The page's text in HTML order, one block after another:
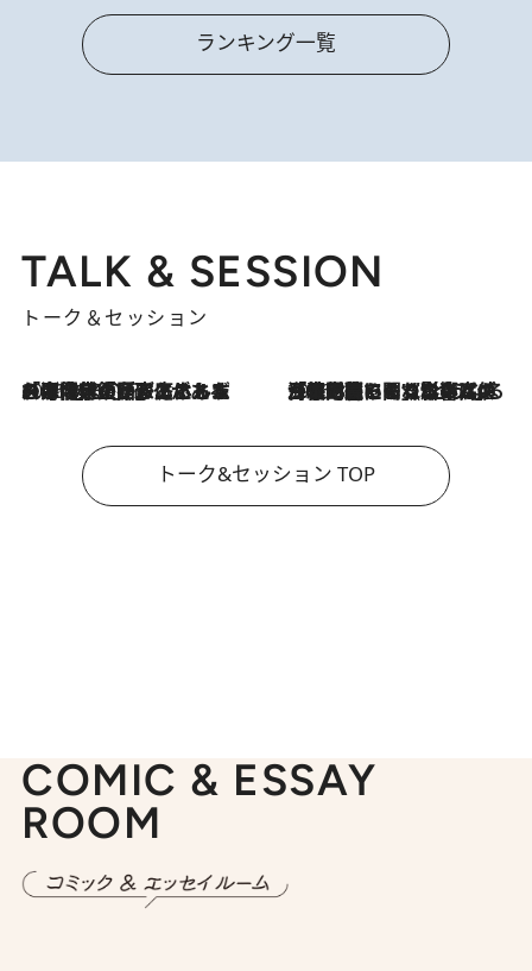
ランキング一覧
TALK & SESSION
トーク＆セッション
2026.8.3
「今後値上げがあるとすれば…」「リスクがあるのは今年の冬」エネルギー専門家が語る、ホルムズ海峡封鎖が家庭にもたらす“ある心配” 2026.8.3
「住宅建てられない…」「サーチャージ料の高値が続いている」ホルムズ海峡封鎖による影響はいつまで続く？《エネルギー専門家に聞く“どうなる日本の暮らし”》
トーク&セッション TOP
COMIC & ESSAY
ROOM